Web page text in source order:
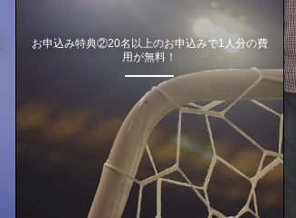
お申込み特典②20名以上のお申込みで1人分の費
用が無料！